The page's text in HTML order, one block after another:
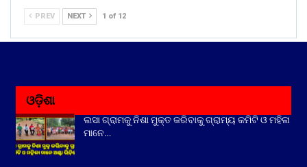
PREV NEXT 1 of 12
ଓଡ଼ିଶା
ଲସା ଗ୍ରାମକୁ ନିଶା ମୁକ୍ତ କରିବାକୁ ଗ୍ରାମ୍ୟ କମିଟି ଓ ମହିଳା
ମାନେ…